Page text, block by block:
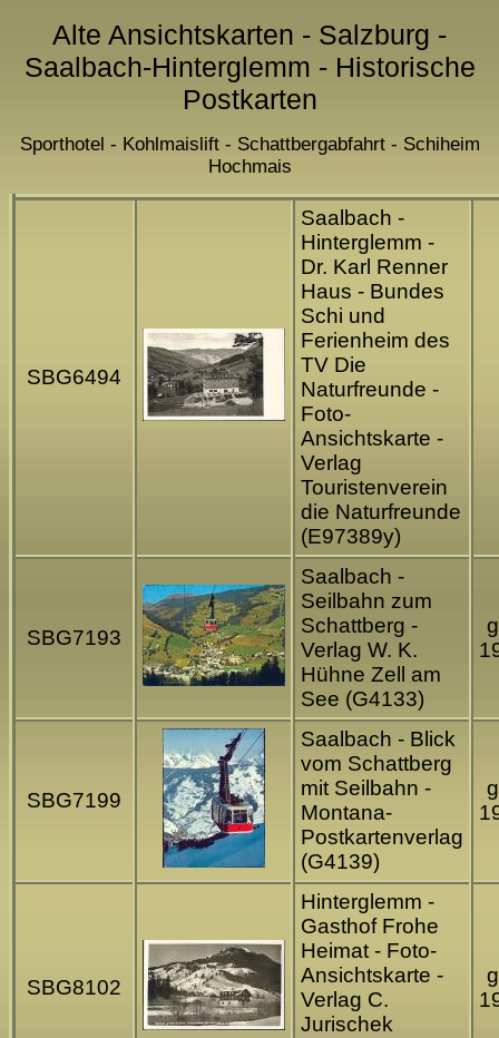
Alte Ansichtskarten - Salzburg -
Saalbach-Hinterglemm - Historische
Postkarten
Sporthotel - Kohlmaislift - Schattbergabfahrt - Schiheim
Hochmais
SBG6494
Saalbach -
Hinterglemm -
Dr. Karl Renner
Haus - Bundes
Schi und
Ferienheim des
TV Die
Naturfreunde -
Foto-
Ansichtskarte -
Verlag
Touristenverein
die Naturfreunde
(E97389y)
SBG7193
Saalbach -
Seilbahn zum
Schattberg -
Verlag W. K.
Hühne Zell am
See (G4133)
SBG7199
Saalbach - Blick
vom Schattberg
mit Seilbahn -
Montana-
Postkartenverlag
(G4139)
SBG8102
Hinterglemm -
Gasthof Frohe
Heimat - Foto-
Ansichtskarte -
Verlag C.
Jurischek